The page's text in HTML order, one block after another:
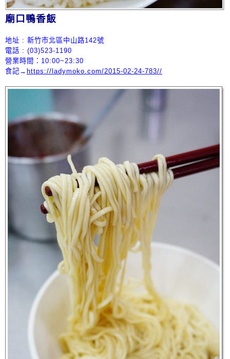
廟口鴨香飯
地址 : 新竹市北區中山路142號
電話 : (03)523-1190
營業時間：10:00~23:30
食記→ https://ladymoko.com/2015-02-24-783//